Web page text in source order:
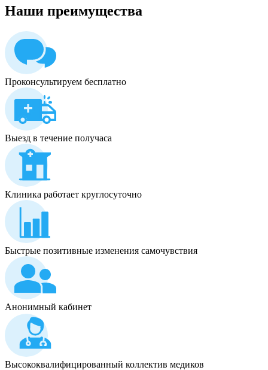
Наши преимущества
Проконсультируем бесплатно
Выезд в течение получаса
Клиника работает круглосуточно
Быстрые позитивные изменения самочувствия
Анонимный кабинет
Высококвалифицированный коллектив медиков